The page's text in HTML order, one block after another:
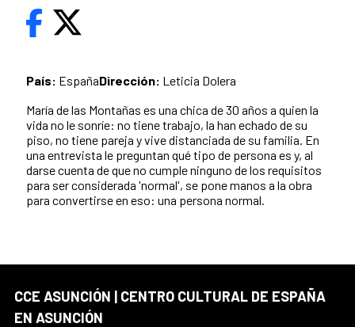
País: EspañaDirección: Leticia Dolera
María de las Montañas es una chica de 30 años a quien la
vida no le sonríe: no tiene trabajo, la han echado de su
piso, no tiene pareja y vive distanciada de su familia. En
una entrevista le preguntan qué tipo de persona es y, al
darse cuenta de que no cumple ninguno de los requisitos
para ser considerada 'normal', se pone manos a la obra
para convertirse en eso: una persona normal.
CCE ASUNCIÓN | CENTRO CULTURAL DE ESPAÑA
EN ASUNCIÓN